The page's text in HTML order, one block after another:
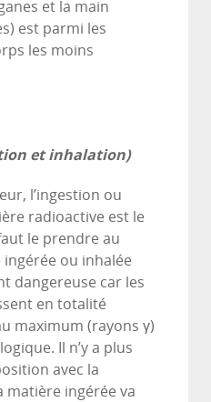
et la main
est parmi les
les moins
et inhalation)
l’ingestion ou
radioactive est le
le prendre au
ou inhalée
dangereuse car les
en totalité
maximum (rayons γ)
Il n’y a plus
avec la
matière ingérée va